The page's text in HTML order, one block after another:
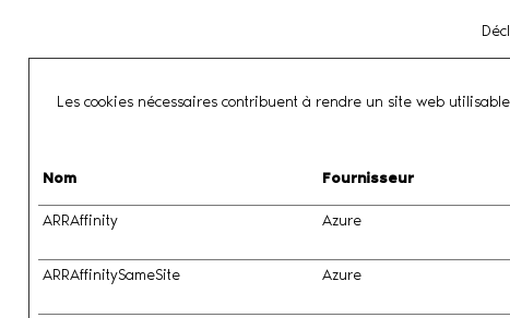
Les cookies nécessaires contribuent à rendre un site web
Nom Fournisseur
ARRAffinity Azure
ARRAffinitySameSite Azure